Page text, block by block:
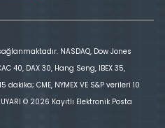
NASDAQ, Dow Jones
40, DAX 30, Hang Seng, IBEX 35,
dakika; CME, NYMEX VE S&P verileri 10
© 2026 Kayıtlı Elektronik Posta